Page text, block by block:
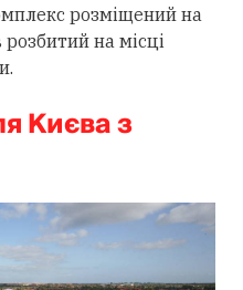
розміщений на
на місці
Києва з